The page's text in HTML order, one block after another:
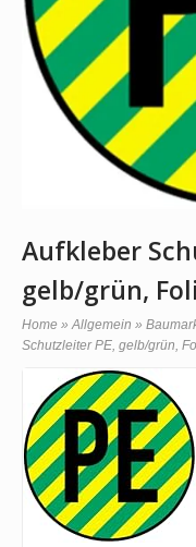
Aufkleber
gelb/grün,
Home » Allgemein »
Schutzleiter PE, gelb/grün,